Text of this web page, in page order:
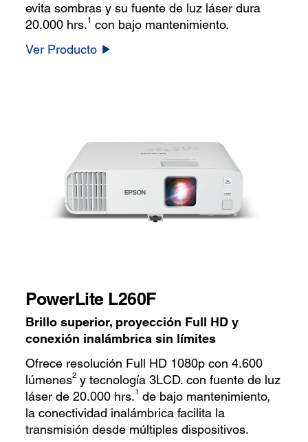
evita sombras y su fuente de luz láser dura
20.000 hrs.1 con bajo mantenimiento.
Ver Producto
PowerLite L260F
Brillo superior, proyección Full HD y
conexión inalámbrica sin límites
Ofrece resolución Full HD 1080p con 4.600
lúmenes2 y tecnología 3LCD. con fuente de luz
láser de 20.000 hrs.1 de bajo mantenimiento,
la conectividad inalámbrica facilita la
transmisión desde múltiples dispositivos.